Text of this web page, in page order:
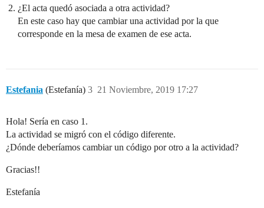
¿El acta quedó asociada a otra actividad?
En este caso hay que cambiar una actividad por la que
corresponde en la mesa de examen de ese acta.
Estefania (Estefanía) 21 Noviembre, 2019 17:27
3
Hola! Sería en caso 1.
La actividad se migró con el código diferente.
¿Dónde deberíamos cambiar un código por otro a la actividad?
Gracias!!
Estefanía